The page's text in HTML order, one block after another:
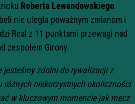
Roberta Lewandowskiego.
nie uległa poważnym zmianom i
Real z 11 punktami przewagi nad
zespołem Girony.
jesteśmy zdolni do rywalizacji z
różnych niekorzystnych okoliczności
w kluczowym momencie jak mecz